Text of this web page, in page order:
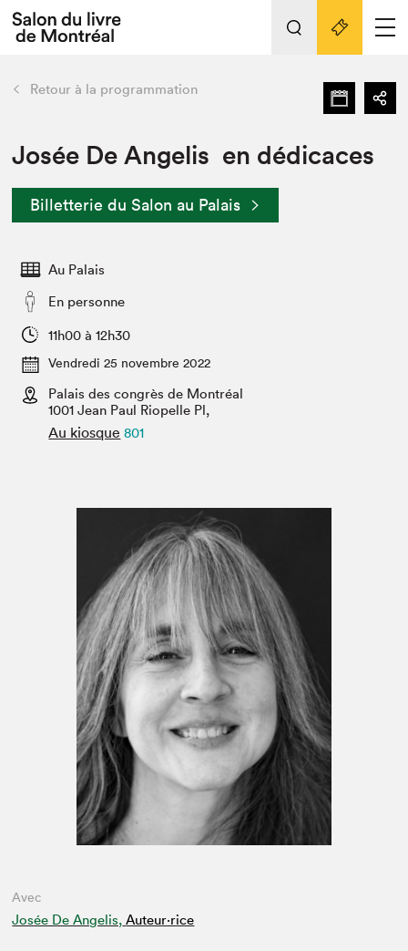
Espace exposant⋅e⋅s
Espace enseignant·e·s
Espace médias
L'événement
Préparer sa visite au Salon
Actualités
SLM PRO
retour Nos activités
Préparer sa visite
Salon dans la ville et en ligne
Projets partenaires
Liens pratiques
Retour à la programmation
Josée De Angelis en dédicaces
Billetterie du Salon au Palais
Au Palais
En personne
11h00 à 12h30
Vendredi 25 novembre 2022
Palais des congrès de Montréal
1001 Jean Paul Riopelle Pl,
Au kiosque 801
Avec
Josée De Angelis, Auteur·rice